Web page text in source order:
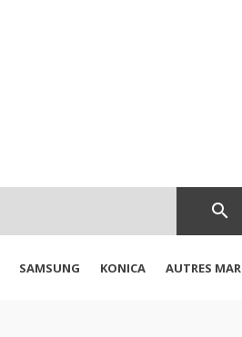
search
SAMSUNG KONICA AUTRES